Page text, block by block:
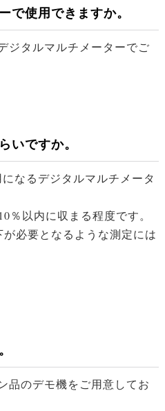
で使用できますか。
ジタルマルチメーターでご
いですか。
なるデジタルマルチメータ
％以内に収まる程度です。
必要となるような測定には
品のデモ機をご用意してお